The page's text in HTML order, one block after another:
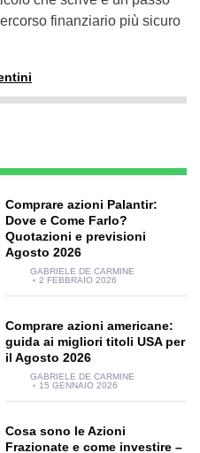
finanziario più sicuro
Comprare azioni Palantir:
Dove e Come Farlo?
Quotazioni e previsioni
Agosto 2026
GABRIELE DE CARMINE
2 FEBBRAIO 2026
Comprare azioni americane:
guida ai migliori titoli USA per
il Agosto 2026
GABRIELE DE CARMINE
15 GENNAIO 2026
Cosa sono le Azioni
Frazionate e come investire –